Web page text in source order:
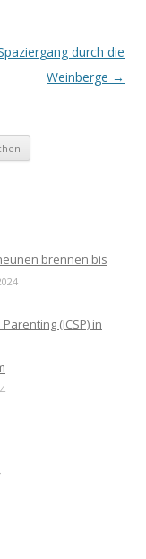
durch die
Weinberge →
brennen bis
(ICSP) in